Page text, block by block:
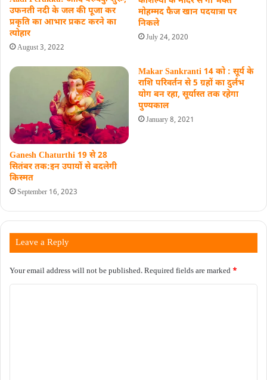
उफनती नदी के जल की पूजा कर
प्रकृति का आभार प्रकट करने का
त्योहार
August 3, 2022
मोहम्मद फैज खान पदयात्रा पर
निकले
July 24, 2020
Ganesh Chaturthi 19 से 28
सितंबर तक:इन उपायों से बदलेगी
किस्‍मत
September 16, 2023
Makar Sankranti 14 को : सूर्य के
राशि परिवर्तन से 5 ग्रहों का दुर्लभ
योग बन रहा, सूर्यास्त तक रहेगा
पुण्यकाल
January 8, 2021
Leave a Reply
Your email address will not be published.Required fields are marked *